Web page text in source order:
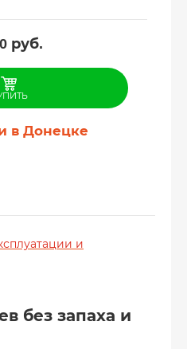
руб.
в Донецке
и
без запаха и